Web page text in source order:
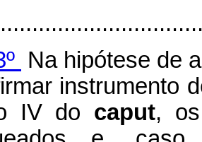
Na hipótese de
instrumento
IV do caput,